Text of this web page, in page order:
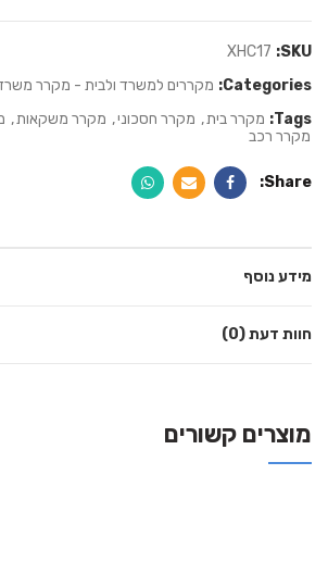
SKU:
XHC17
Categories: מקררים למשרד ולבית - מקרר
Tags: מקרר בית, מקרר חסכוני, מקרר משקאות,
מקרר רכב
Share
מידע נוסף
חוות דעת (0)
מוצרים קשורים